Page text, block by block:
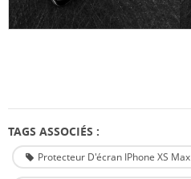
TAGS ASSOCIÉS :
Protecteur D'écran IPhone XS